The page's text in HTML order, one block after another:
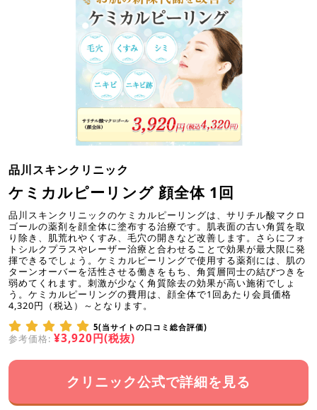
品川スキンクリニック
ケミカルピーリング 顔全体 1回
品川スキンクリニックのケミカルピーリングは、サリチル酸マクロ
ゴールの薬剤を顔全体に塗布する治療です。肌表面の古い角質を取
り除き、肌荒れやくすみ、毛穴の開きなど改善します。さらにフォ
トシルクプラスやレーザー治療と合わせることで効果が最大限に発
揮できるでしょう。ケミカルピーリングで使用する薬剤には、肌の
ターンオーバーを活性させる働きをもち、角質層同士の結びつきを
弱めてくれます。刺激が少なく角質除去の効果が高い施術でしょ
う。ケミカルピーリングの費用は、顔全体で1回あたり会員価格
4,320円（税込）～となります。
5(当サイトの口コミ総合評価)
参考価格: ¥3,920円(税抜)
クリニック公式で詳細を見る